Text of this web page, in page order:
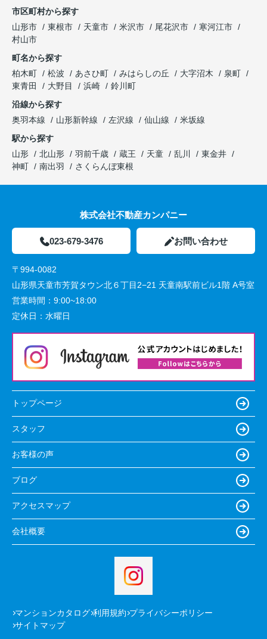
市区町村から探す
山形市
東根市 天童市 米沢市 尾花沢市
寒河江市
村山市
町名から探す
柏木町
松波 あさひ町 みはらしの丘 大字沼木
泉町
東青田
大野目 浜崎
鈴川町
沿線から探す
奥羽本線
山形新幹線 左沢線 仙山線
米坂線
駅から探す
山形
北山形 羽前千歳 蔵王 天童 乱川
東金井
神町
南出羽 さくらんぼ東根
株式会社不動産カンパニー
023-679-3476 お問い合わせ
〒994-0082
山形県天童市芳賀タウン北６丁目2−21 天童南駅前ビル1階 A号室
営業時間： 9:00~18:00
定休日： 水曜日
トップページ
スタッフ
お客様の声
ブログ
アクセスマップ
会社概要
マンションカタログ 利用規約 プライバシーポリシー
サイトマップ